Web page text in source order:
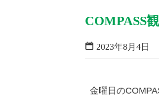
COMPASS
2023年8月4日
金曜日の